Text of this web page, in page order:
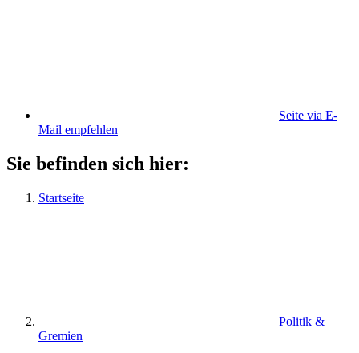
Seite via E-
Mail empfehlen
Sie befinden sich hier:
Startseite
Politik &
Gremien